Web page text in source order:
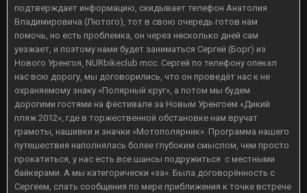
подтверждает информацию, скидывает телефон Анатолия
Владимировича (Лютого), тот в свою очередь готов нам
помочь, но есть проблемка, он через несколько дней сам
уезжает, и поэтому нами будет заниматься Сергей (Борг) из
Нового Уренгоя, NURbikeclub mcc. Сергей по телефону опекал
нас всю дорогу, мы договорились, что он проведёт нас к не
охраняемому знаку «Полярный круг», а потом мы будем
дорогими гостями на фестивале за Новым Уренгоем «Дикий
пляж 2012», где в торжественной обстановке нам вручат
грамоты, нашивки и значки «Мотополярник». Программа нашего
путешествия наполнялась более глубоким смыслом, чем просто
прокатиться, у нас есть все шансы подружиться с местными
байкерами. А мы категорически «за». Была договорённость с
Сергеем, слать сообщения по мере приближения к точке встрече